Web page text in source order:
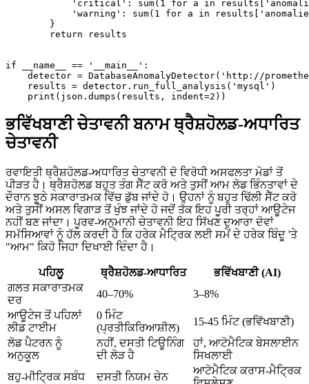
'critical': sum(1 for a in
'warning': sum(1 for a in
        }
        return results
if __name__ == '__main__':
detector = DatabaseAnomalyDetector('http://
    results = detector.run_full_analysis('mysql')
ਭਵਿੱਖਬਾਣੀ ਚੇਤਾਵਨੀ ਬਨਾਮ ਥ੍ਰੈਸ਼ਹੋਲਡ-ਅਧਾਰਿਤ
ਚੇਤਾਵਨੀ
ਰਵਾਇਤੀ ਥ੍ਰੈਸ਼ਹੋਲਡ-ਅਧਾਰਿਤ ਚੇਤਾਵਨੀ ਦੋ ਵਿਰੋਧੀ ਅਸਫਲਤਾ ਮੋਡਾਂ ਤੋਂ
ਪੀੜਤ ਹੈ। ਥ੍ਰੈਸ਼ਹੋਲਡ ਬਹੁਤ ਤੰਗ ਸੈੱਟ ਕਰੋ ਅਤੇ ਤੁਸੀਂ ਆਮ ਲੋਡ ਭਿੰਨਤਾਵਾਂ ਦੇ
ਦੌਰਾਨ ਝੂਠੇ ਸਕਾਰਾਤਮਕ ਵਿੱਚ ਡੁੱਬ ਜਾਂਦੇ ਹੋ। ਉਹਨਾਂ ਨੂੰ ਬਹੁਤ ਢਿੱਲੀ ਸੈੱਟ ਕਰੋ
ਅਤੇ ਤੁਸੀਂ ਅਸਲ ਵਿਗਾੜ ਤੋਂ ਖੁੰਝ ਜਾਂਦੇ ਹੋ ਜਦੋਂ ਤੱਕ ਇਹ ਪੂਰੀ ਤਰ੍ਹਾਂ ਆਊਟੇਜ
ਨਹੀਂ ਬਣ ਜਾਂਦਾ। ਪੂਰਵ-ਅਨੁਮਾਨੀ ਚੇਤਾਵਨੀ ਇਹ ਸਿੱਖਣ ਦੁਆਰਾ ਦੋਵਾਂ
ਸਮੱਸਿਆਵਾਂ ਨੂੰ ਹੱਲ ਕਰਦੀ ਹੈ ਕਿ ਹਰੇਕ ਮੈਟ੍ਰਿਕ ਲਈ ਸਮੇਂ ਦੇ ਹਰੇਕ ਬਿੰਦੂ 'ਤੇ
"ਆਮ" ਕਿਹੋ ਜਿਹਾ ਦਿਖਾਈ ਦਿੰਦਾ ਹੈ।
ਪਹਿਲੂ ਥ੍ਰੈਸ਼ਹੋਲਡ-ਆਧਾਰਿਤ
ਭਵਿੱਖਬਾਣੀ (AI)
ਗਲਤ ਸਕਾਰਾਤਮਕ
ਦਰ
40–70%
3–8%
ਆਊਟੇਜ ਤੋਂ ਪਹਿਲਾਂ
ਲੀਡ ਟਾਈਮ
0 ਮਿੰਟ
(ਪ੍ਰਤੀਕਿਰਿਆਸ਼ੀਲ)
15-45 ਮਿੰਟ (ਭਵਿੱਖਬਾਣੀ)
ਲੋਡ ਪੈਟਰਨ ਨੂੰ
ਅਨੁਕੂਲ
ਨਹੀਂ, ਦਸਤੀ ਟਿਊਨਿੰਗ
ਦੀ ਲੋੜ ਹੈ
ਹਾਂ, ਆਟੋਮੈਟਿਕ ਬੇਸਲਾਈਨ
ਸਿਖਲਾਈ
ਬਹੁ-ਮੀਟ੍ਰਿਕ ਸਬੰਧ
ਦਸਤੀ ਨਿਯਮ ਚੇਨ
ਆਟੋਮੈਟਿਕ ਕਰਾਸ-ਮੈਟ੍ਰਿਕ